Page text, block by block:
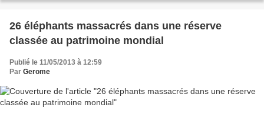
26 éléphants massacrés dans une réserve
classée au patrimoine mondial
Publié le 11/05/2013 à 12:59
Par Gerome